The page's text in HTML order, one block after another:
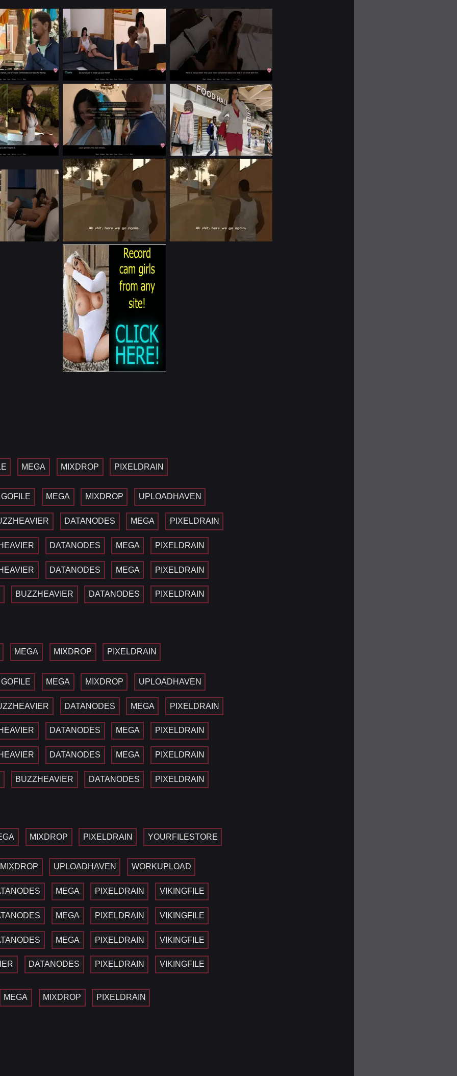
MEGA MIXDROP PIXELDRAIN
GOFILE MEGA MIXDROP UPLOADHAVEN
DATANODES MEGA PIXELDRAIN
DATANODES MEGA PIXELDRAIN
DATANODES MEGA PIXELDRAIN
BUZZHEAVIER DATANODES PIXELDRAIN
MEGA MIXDROP PIXELDRAIN
GOFILE MEGA MIXDROP UPLOADHAVEN
DATANODES MEGA PIXELDRAIN
DATANODES MEGA PIXELDRAIN
DATANODES MEGA PIXELDRAIN
BUZZHEAVIER DATANODES PIXELDRAIN
MIXDROP PIXELDRAIN YOURFILESTORE
MIXDROP UPLOADHAVEN WORKUPLOAD
MEGA PIXELDRAIN VIKINGFILE
MEGA PIXELDRAIN VIKINGFILE
MEGA PIXELDRAIN VIKINGFILE
DATANODES PIXELDRAIN VIKINGFILE
MEGA MIXDROP PIXELDRAIN